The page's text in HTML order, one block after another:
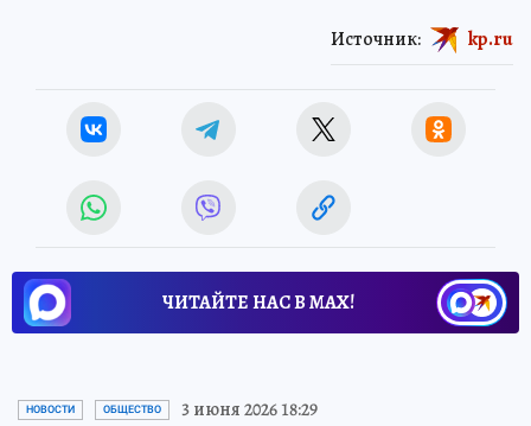
Источник: kp.ru
ЧИТАЙТЕ НАС В МАХ!
НОВОСТИ ОБЩЕСТВО 3 июня 2026 18:29